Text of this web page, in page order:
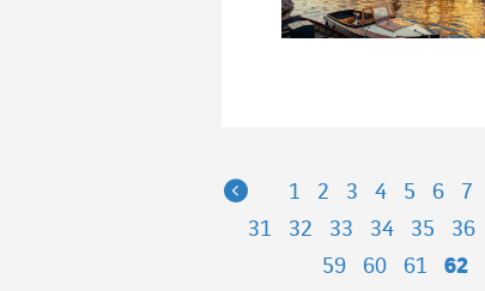
Previous
1 2 3 4 5 6 7
31
32 33 34 35 36
59
60 61 62